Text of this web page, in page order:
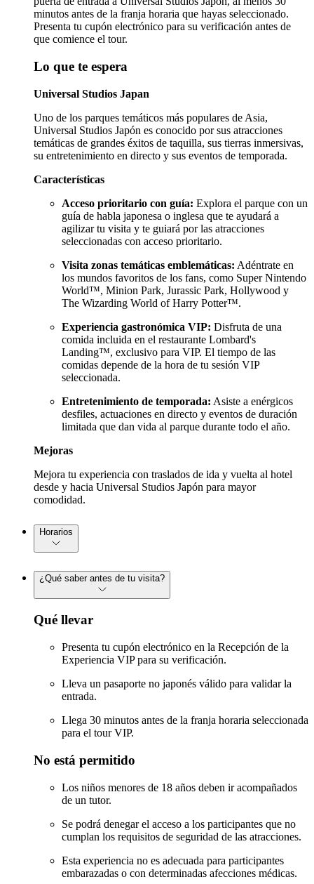
minutos antes de la franja horaria que hayas seleccionado.
Presenta tu cupón electrónico para su verificación antes de
que comience el tour.
Lo que te espera
Universal Studios Japan
Uno de los parques temáticos más populares de Asia,
Universal Studios Japón es conocido por sus atracciones
temáticas de grandes éxitos de taquilla, sus tierras inmersivas,
su entretenimiento en directo y sus eventos de temporada.
Características
Acceso prioritario con guía: Explora el parque con un
guía de habla japonesa o inglesa que te ayudará a
agilizar tu visita y te guiará por las atracciones
seleccionadas con acceso prioritario.
Visita zonas temáticas emblemáticas: Adéntrate en
los mundos favoritos de los fans, como Super Nintendo
World™, Minion Park, Jurassic Park, Hollywood y
The Wizarding World of Harry Potter™.
Experiencia gastronómica VIP: Disfruta de una
comida incluida en el restaurante Lombard's
Landing™, exclusivo para VIP. El tiempo de las
comidas depende de la hora de tu sesión VIP
seleccionada.
Entretenimiento de temporada: Asiste a enérgicos
desfiles, actuaciones en directo y eventos de duración
limitada que dan vida al parque durante todo el año.
Mejoras
Mejora tu experiencia con traslados de ida y vuelta al hotel
desde y hacia Universal Studios Japón para mayor
comodidad.
Horarios
¿Qué saber antes de tu visita?
Qué llevar
Presenta tu cupón electrónico en la Recepción de la
Experiencia VIP para su verificación.
Lleva un pasaporte no japonés válido para validar la
entrada.
Llega 30 minutos antes de la franja horaria seleccionada
para el tour VIP.
No está permitido
Los niños menores de 18 años deben ir acompañados
de un tutor.
Se podrá denegar el acceso a los participantes que no
cumplan los requisitos de seguridad de las atracciones.
Esta experiencia no es adecuada para participantes
embarazadas o con determinadas afecciones médicas.